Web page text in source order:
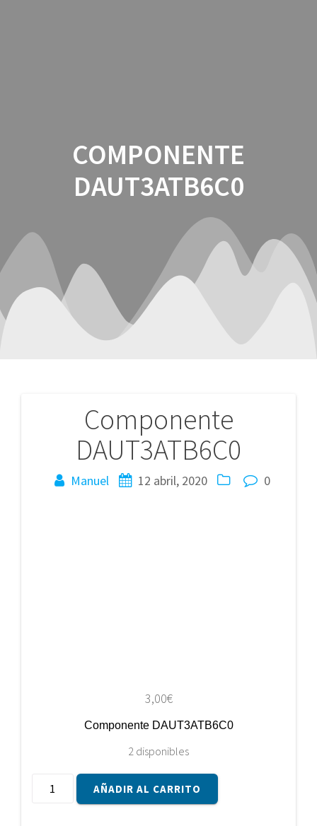
COMPONENTE
DAUT3ATB6C0
Componente
DAUT3ATB6C0
Manuel 12 abril, 2020 0
3,00€
Componente DAUT3ATB6C0
2 disponibles
Componente
DAUT3ATB6C0
AÑADIR AL CARRITO
Navegación
entradas